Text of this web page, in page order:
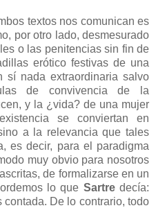
textos nos comunican es
por otro lado, desmesurado
o las penitencias sin fin de
erótico festivas de una
sí nada extraordinaria salvo
de convivencia de la
y la ¿vida? de una mujer
se conviertan en
a la relevancia que tales
es decir, para el paradigma
muy obvio para nosotros
de formalizarse en un
lo que Sartredecía:
De lo contrario, todo